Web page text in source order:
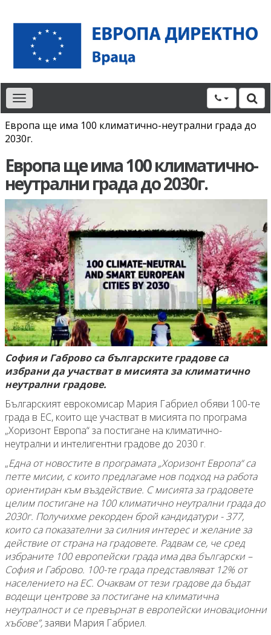
Toggle
navigation
Европа ще има 100 климатично-неутрални града до
2030г.
Европа ще има 100 климатично-
неутрални града до 2030г.
София и Габрово са българските градове са
избрани да участват в мисията за климатично
неутрални градове.
Българският еврокомисар Мария Габриел обяви 100-те
града в ЕС, които ще участват в мисията по програма
„Хоризонт Европа“ за постигане на климатично-
неутрални и интелигентни градове до 2030 г.
„Една от новостите в програмата „Хоризонт Европа“ са
петте мисии, с които предлагаме нов подход на работа
ориентиран към въздействие. С мисията за градовете
целим постигане на 100 климатично неутрални града до
2030г. Получихме рекорден брой кандидатури - 377,
които са показателни за силния интерес и желание за
действие от страна на градовете. Радвам се, че сред
избраните 100 европейски града има два български –
София и Габрово. 100-те града представляват 12% от
населението на ЕС. Очаквам от тези градове да бъдат
водещи центрове за постигане на климатична
неутралност и се превърнат в европейски иновационни
хъбове”,заяви Мария Габриел.